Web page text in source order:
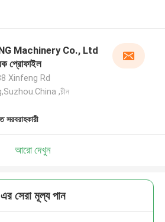
Machinery Co., Ltd
প্রোফাইল
Xinfeng Rd
,চীন
সরবরাহকারী
আরো দেখুন
এর সেরা মূল্য পান